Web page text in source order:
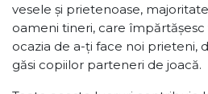
vesele și prietenoase,
oameni tineri, care împărtășesc
ocazia de a-ți face noi prieteni,
găsi copiilor parteneri de joacă.